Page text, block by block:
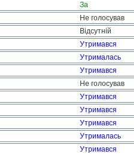
За
Не голосував
Відсутній
Утримався
Утрималась
Утримався
Не голосував
Утримався
Утримався
Утримався
Утрималась
Утримався